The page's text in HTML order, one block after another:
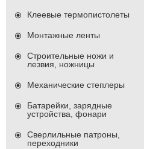
Клеевые термопистолеты
Монтажные ленты
Строительные ножи и
лезвия, ножницы
Механические степлеры
Батарейки, зарядные
устройства, фонари
Сверлильные патроны,
переходники